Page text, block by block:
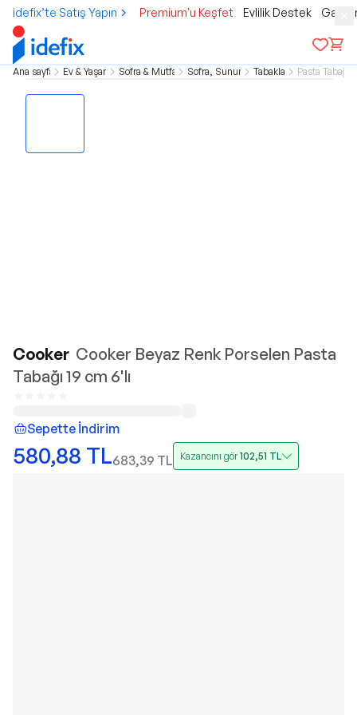
idefix’te Satış Yapın Premium'u Keşfet Evlilik Destek
Ana sayfa Ev & Yaşam Sofra & Mutfak Sofra, Sunum Tabaklar Pasta Tabağı
Cooker Cooker Beyaz Renk Porselen Pasta
Tabağı 19 cm 6'lı
Sepette İndirim
580,88 TL683,39 TL Kazancını gör102,51 TL